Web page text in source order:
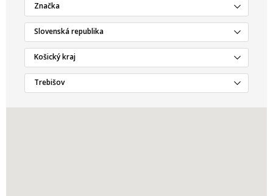
Značka
Slovenská republika
Košický kraj
Trebišov